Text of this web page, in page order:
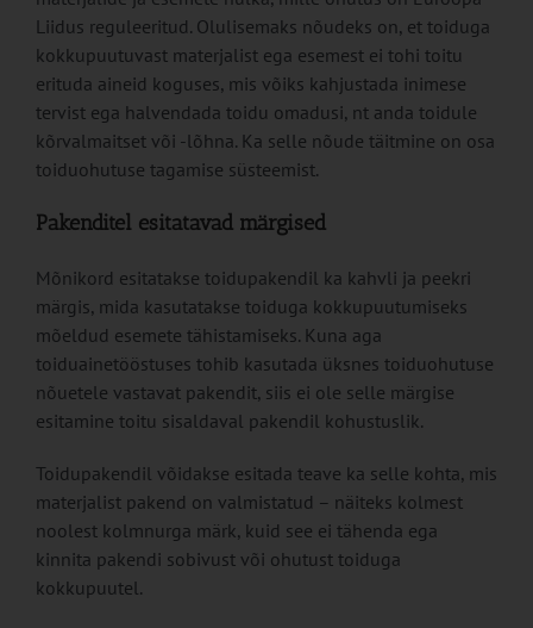
Liidus reguleeritud. Olulisemaks nõudeks on, et toiduga
kokkupuutuvast materjalist ega esemest ei tohi toitu
erituda aineid koguses, mis võiks kahjustada inimese
tervist ega halvendada toidu omadusi, nt anda toidule
kõrvalmaitset või -lõhna. Ka selle nõude täitmine on osa
toiduohutuse tagamise süsteemist.
Pakenditel esitatavad märgised
Mõnikord esitatakse toidupakendil ka kahvli ja peekri
märgis, mida kasutatakse toiduga kokkupuutumiseks
mõeldud esemete tähistamiseks. Kuna aga
toiduainetööstuses tohib kasutada üksnes toiduohutuse
nõuetele vastavat pakendit, siis ei ole selle märgise
esitamine toitu sisaldaval pakendil kohustuslik.
Toidupakendil võidakse esitada teave ka selle kohta, mis
materjalist pakend on valmistatud – näiteks kolmest
noolest kolmnurga märk, kuid see ei tähenda ega
kinnita pakendi sobivust või ohutust toiduga
kokkupuutel.